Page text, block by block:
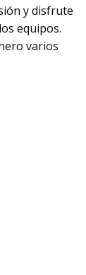
y disfrute
equipos.
varios